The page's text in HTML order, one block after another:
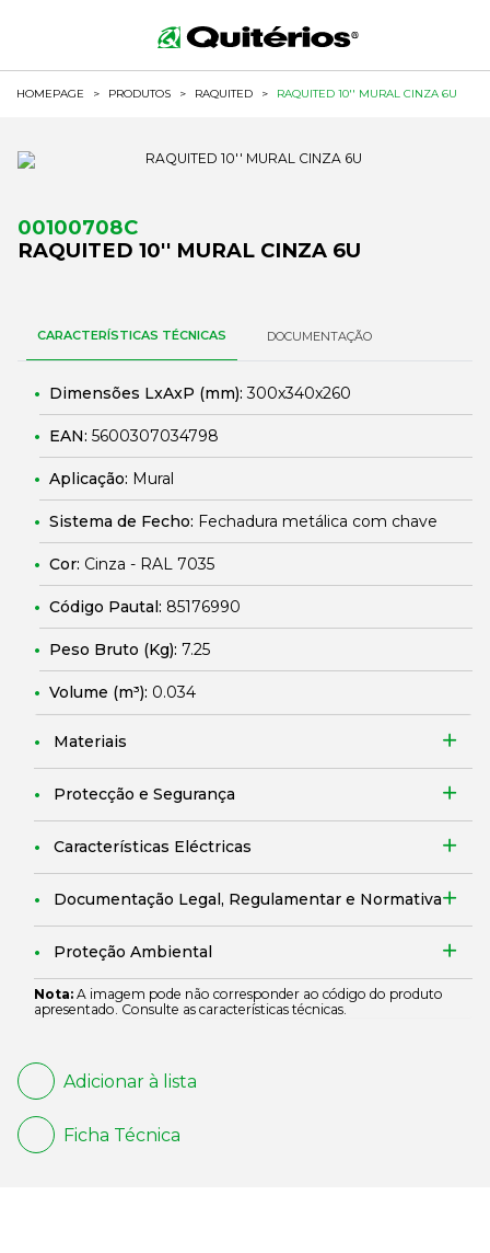
HOMEPAGE > PRODUTOS > RAQUITED > RAQUITED 10'' MURAL CINZA 6U
00100708C
RAQUITED 10'' MURAL CINZA 6U
CARACTERÍSTICAS TÉCNICAS DOCUMENTAÇÃO
Dimensões LxAxP (mm):300x340x260
EAN: 5600307034798
Aplicação: Mural
Sistema de Fecho: Fechadura metálica com chave
Cor: Cinza - RAL 7035
Código Pautal: 85176990
Peso Bruto (Kg): 7.25
Volume (m³): 0.034
Materiais
Protecção e Segurança
Características Eléctricas
Documentação Legal, Regulamentar e Normativa
Proteção Ambiental
Nota: A imagem pode não corresponder ao código do produto
apresentado. Consulte as características técnicas.
Adicionar à lista
Ficha Técnica